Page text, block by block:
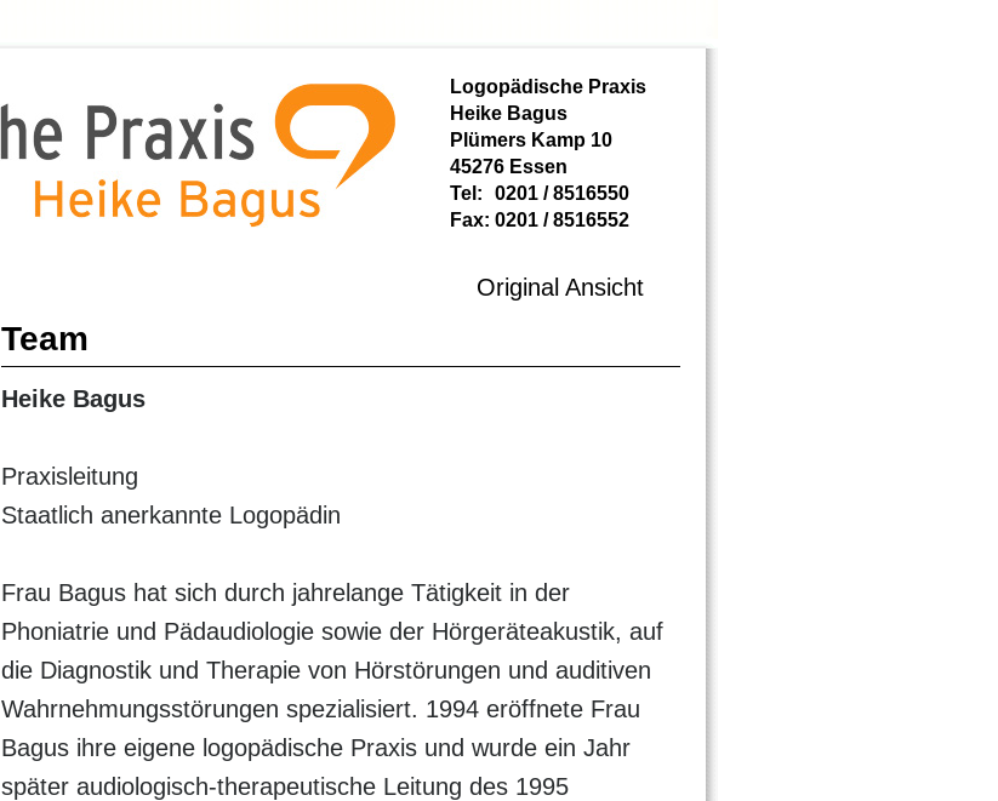
Logopädische Praxis
Heike Bagus
Plümers Kamp 10
45276 Essen
Tel:
0201 / 8516550
Fax: 0201 / 8516552
Original Ansicht
Team
Heike Bagus
Praxisleitung
Staatlich anerkannte Logopädin
Frau Bagus hat sich durch jahrelange Tätigkeit in der
Phoniatrie und Pädaudiologie sowie der Hörgeräteakustik, auf
die Diagnostik und Therapie von Hörstörungen und auditiven
Wahrnehmungsstörungen spezialisiert. 1994 eröffnete Frau
Bagus ihre eigene logopädische Praxis und wurde ein Jahr
später audiologisch-therapeutische Leitung des 1995